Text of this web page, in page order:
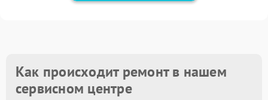
Как происходит ремонт в нашем
сервисном центре